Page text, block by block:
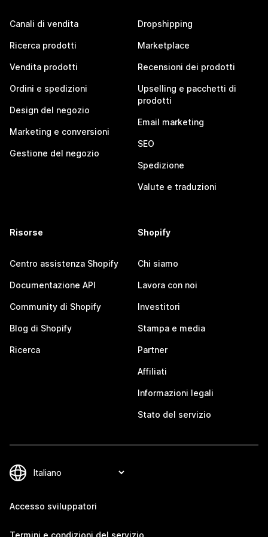
Canali di vendita
Ricerca prodotti
Vendita prodotti
Ordini e spedizioni
Design del negozio
Marketing e conversioni
Gestione del negozio
Dropshipping
Marketplace
Recensioni dei prodotti
Upselling e pacchetti di
prodotti
Email marketing
SEO
Spedizione
Valute e traduzioni
Risorse
Centro assistenza Shopify
Documentazione API
Community di Shopify
Blog di Shopify
Ricerca
Shopify
Chi siamo
Lavora con noi
Investitori
Stampa e media
Partner
Affiliati
Informazioni legali
Stato del servizio
Accesso sviluppatori
Termini e condizioni del servizio